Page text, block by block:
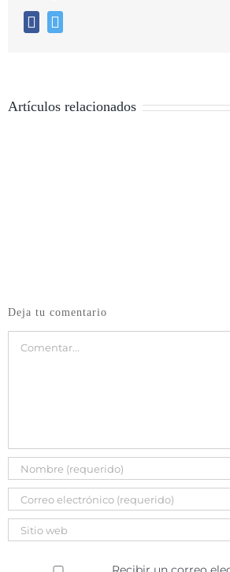
Facebook
Artículos relacionados
Deja tu comentario